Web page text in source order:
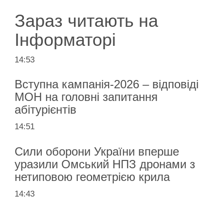
Зараз читають на
Інформаторі
14:53
Вступна кампанія-2026 – відповіді
МОН на головні запитання
абітурієнтів
14:51
Сили оборони України вперше
уразили Омський НПЗ дронами з
нетиповою геометрією крила
14:43